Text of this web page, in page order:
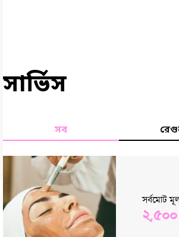
সার্ভিস
সব
সর্বমোট
২,৫০০